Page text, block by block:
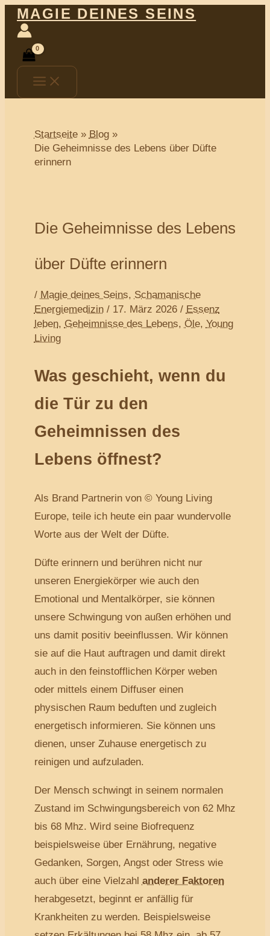
Zum
Inhalt
springen
MAGIE DEINES SEINS
Main
Menu
Startseite
Blog
Die Geheimnisse des Lebens über Düfte
erinnern
Die Geheimnisse des Lebens
über Düfte erinnern
/ Magie deines Seins, Schamanische
Energiemedizin/ 17. März 2026 / Essenz
leben, Geheimnisse des Lebens, Öle, Young
Living
Was geschieht, wenn du
die Tür zu den
Geheimnissen des
Lebens öffnest?
Als Brand Partnerin von © Young Living
Europe, teile ich heute ein paar wundervolle
Worte aus der Welt der Düfte.
Düfte erinnern und berühren nicht nur
unseren Energiekörper wie auch den
Emotional und Mentalkörper, sie können
unsere Schwingung von außen erhöhen und
uns damit positiv beeinflussen. Wir können
sie auf die Haut auftragen und damit direkt
auch in den feinstofflichen Körper weben
oder mittels einem Diffuser einen
physischen Raum beduften und zugleich
energetisch informieren. Sie können uns
dienen, unser Zuhause energetisch zu
reinigen und aufzuladen.
Der Mensch schwingt in seinem normalen
Zustand im Schwingungsbereich von 62 Mhz
bis 68 Mhz. Wird seine Biofrequenz
beispielsweise über Ernährung, negative
Gedanken, Sorgen, Angst oder Stress wie
auch über eine Vielzahl anderer Faktoren
herabgesetzt, beginnt er anfällig für
Krankheiten zu werden. Beispielsweise
Post
navigation